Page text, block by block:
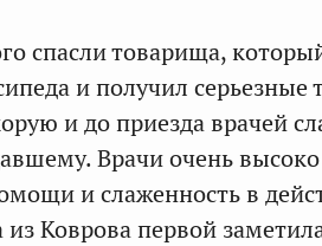
спасли товарища,
и получил серьезные
и до приезда врачей
Врачи очень
и слаженность в
Коврова первой